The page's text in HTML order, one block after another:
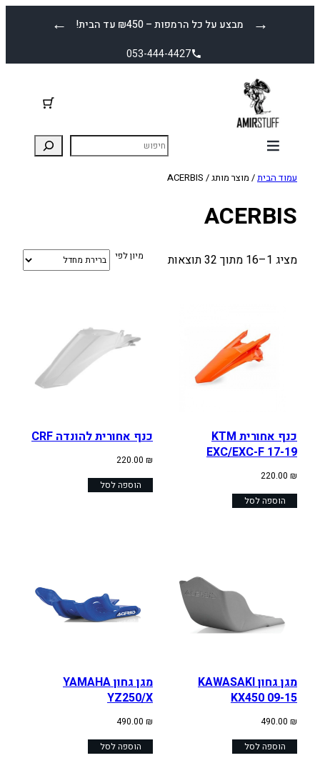
← מבצע על כל הרמפות – ₪450 עד הבית! →
053-444-4427
עמוד הבית/ מוצר מותג / ACERBIS
ACERBIS
מציג 1–16 מתוך 32 תוצאות מיון לפי
כנף אחורית KTM
EXC/EXC-F 17-19
220.00 ₪
הוספה לסל
כנף אחורית להונדה CRF
220.00 ₪
הוספה לסל
מגן גחון KAWASAKI
KX450 09-15
490.00 ₪
הוספה לסל
מגן גחון YAMAHA
YZ250/X
490.00 ₪
הוספה לסל